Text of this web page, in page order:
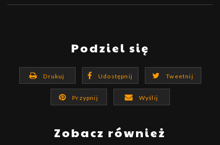
Podziel się
Drukuj Udostępnij Tweetnij
Przypnij Wyślij
Zobacz również